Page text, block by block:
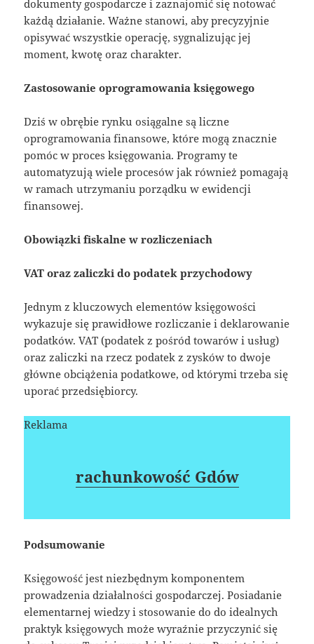
dokumenty gospodarcze i zaznajomić się notować
każdą działanie. Ważne stanowi, aby precyzyjnie
opisywać wszystkie operację, sygnalizując jej
moment, kwotę oraz charakter.
Zastosowanie oprogramowania księgowego
Dziś w obrębie rynku osiągalne są liczne
oprogramowania finansowe, które mogą znacznie
pomóc w proces księgowania. Programy te
automatyzują wiele procesów jak również pomagają
w ramach utrzymaniu porządku w ewidencji
finansowej.
Obowiązki fiskalne w rozliczeniach
VAT oraz zaliczki do podatek przychodowy
Jednym z kluczowych elementów księgowości
wykazuje się prawidłowe rozliczanie i deklarowanie
podatków. VAT (podatek z pośród towarów i usług)
oraz zaliczki na rzecz podatek z zysków to dwoje
główne obciążenia podatkowe, od którymi trzeba się
uporać przedsiębiorcy.
Reklama
rachunkowość Gdów
Podsumowanie
Księgowość jest niezbędnym komponentem
prowadzenia działalności gospodarczej. Posiadanie
elementarnej wiedzy i stosowanie do do idealnych
praktyk księgowych może wyraźnie przyczynić się